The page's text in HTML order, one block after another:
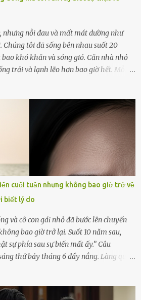
nhưng nỗi đau và mất mát dường như
Chúng tôi đã sống bên nhau suốt 20
khó khăn và sóng gió. Căn nhà nhỏ
trải và lạnh lẽo hơn bao giờ hết. Mỗi
chẳng còn muốn làm gì ngoài việc
cuộc sống không cho phép tôi mãi
hàng, bạn bè và những người thân
chức tang lễ chu toàn. Và hôm nay là
49 ngày sau khi cô ấy rời xa tôi mãi
khi cúng cơm xong, tôi quyết định lên
thứ vẫn như mọi ngày, nhưng có điều gì
giải thích được. Trong khoảnh khắc tôi
một luồng gió lạ thoáng qua, khiến
kinh...
cuối tuần nhưng không bao giờ trở về
biết lý do
và cô con gái nhỏ đã bước lên chuyến
bao giờ trở lại. Suốt 10 năm sau,
sự phía sau sự biến mất ấy.” Câu
thứ bảy tháng 6 đầy nắng. Làng quê
là một người đàn ông điềm đạm, ít nói,